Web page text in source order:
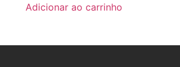
Adicionar ao carrinho